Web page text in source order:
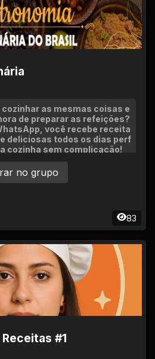
as mesmas coisas e
de preparar as refeições?
você recebe receita
deliciosas todos os dias perf
cozinha sem complicação!
83
no grupo
#1